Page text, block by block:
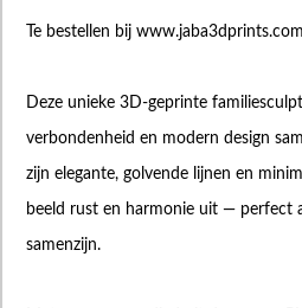
Te bestellen bij www.jaba3dprints.com
Deze unieke 3D-geprinte
verbondenheid en modern design
zijn elegante, golvende lijnen en
beeld rust en harmonie uit — perfect
samenzijn.